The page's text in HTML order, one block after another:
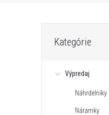
kategórie
Kategórie
Výpredaj
Náhrdelníky
Náramky